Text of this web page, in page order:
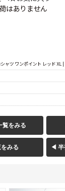
はありません
ャツ ワンポイント レッド XL
覧をみる
みる ◀ 半